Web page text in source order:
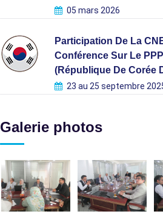
05 mars 2026
Participation De La
Conférence Sur Le
(République De Corée
23 au 25 septembre
Galerie photos